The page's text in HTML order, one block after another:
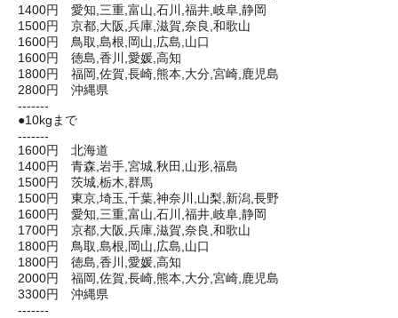
1400円 愛知,三重,富山,石川,福井,岐阜,静岡
1500円 京都,大阪,兵庫,滋賀,奈良,和歌山
1600円 鳥取,島根,岡山,広島,山口
1600円 徳島,香川,愛媛,高知
1800円 福岡,佐賀,長崎,熊本,大分,宮崎,鹿児島
2800円 沖縄県
-------
●10kgまで
-------
1600円 北海道
1400円 青森,岩手,宮城,秋田,山形,福島
1500円 茨城,栃木,群馬
1500円 東京,埼玉,千葉,神奈川,山梨,新潟,長野
1600円 愛知,三重,富山,石川,福井,岐阜,静岡
1700円 京都,大阪,兵庫,滋賀,奈良,和歌山
1800円 鳥取,島根,岡山,広島,山口
1800円 徳島,香川,愛媛,高知
2000円 福岡,佐賀,長崎,熊本,大分,宮崎,鹿児島
3300円 沖縄県
-------